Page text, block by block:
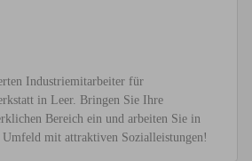
Industriemitarbeiter für
in Leer. Bringen Sie Ihre
Bereich ein und arbeiten Sie in
Umfeld mit attraktiven Sozialleistungen!